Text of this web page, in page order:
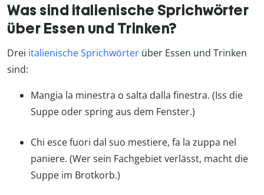
Was sind italienische Sprichwörter
über Essen und Trinken?
Drei italienische Sprichwörter über Essen und Trinken
sind:
Mangia la minestra o salta dalla finestra. (Iss die
Suppe oder spring aus dem Fenster.)
Chi esce fuori dal suo mestiere, fa la zuppa nel
paniere. (Wer sein Fachgebiet verlässt, macht die
Suppe im Brotkorb.)